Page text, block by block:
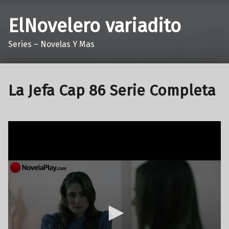
ElNovelero variadito
Series – Novelas Y Mas
La Jefa Cap 86 Serie Completa